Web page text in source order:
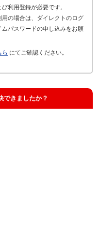
利用登録が必要です。
の場合は、ダイレクトのログ
パスワードの申し込みをお願
ら にてご確認ください。
できましたか？